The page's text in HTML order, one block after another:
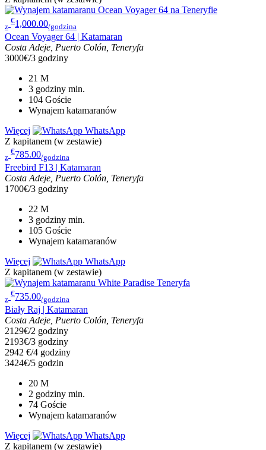
z
€1,000.00/godzina
Ocean Voyager 64 | Katamaran
Costa Adeje, Puerto Colón, Teneryfa
3000€/3 godziny
21 M
3 godziny min.
104 Goście
Wynajem katamaranów
Więcej
WhatsApp
Z kapitanem (w zestawie)
z
€785.00/godzina
Freebird F13 | Katamaran
Costa Adeje, Puerto Colón, Teneryfa
1700€/3 godziny
22 M
3 godziny min.
105 Goście
Wynajem katamaranów
Więcej
WhatsApp
Z kapitanem (w zestawie)
z
€735.00/godzina
Biały Raj | Katamaran
Costa Adeje, Puerto Colón, Teneryfa
2129€/2 godziny
2193€/3 godziny
2942 €/4 godziny
3424€/5 godzin
20 M
2 godziny min.
74 Goście
Wynajem katamaranów
Więcej
WhatsApp
Z kapitanem (w zestawie)